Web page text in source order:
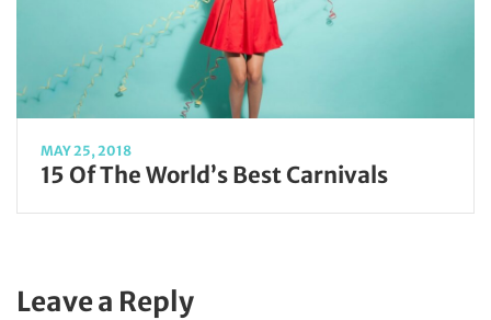
MAY 25, 2018
15 Of The World’s Best Carnivals
Leave a Reply